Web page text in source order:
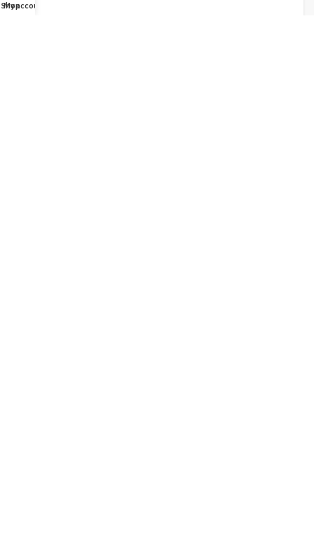
Shop
My account